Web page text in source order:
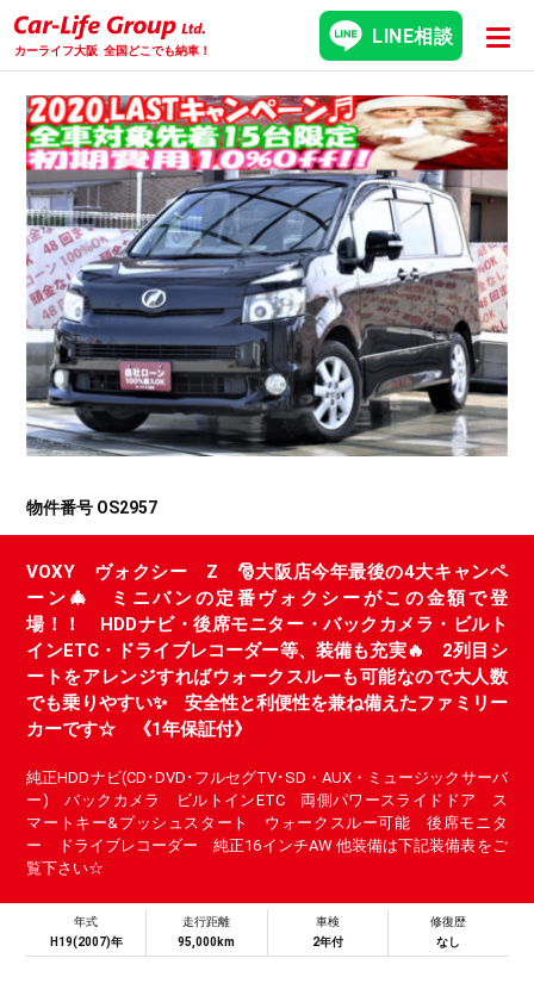
カーライフ大阪 全国どこでも納車！
LINE相談
物件番号 OS2957
VOXY ヴォクシー Z 🎅大阪店今年最後の4大キャンペ
ーン🎄 ミニバンの定番ヴォクシーがこの金額で登
場！！ HDDナビ・後席モニター・バックカメラ・ビルト
インETC・ドライブレコーダー等、装備も充実🔥 2列目シ
ートをアレンジすればウォークスルーも可能なので大人数
でも乗りやすい✨ 安全性と利便性を兼ね備えたファミリー
カーです☆ 《1年保証付》
純正HDDナビ(CD･DVD･フルセグTV･SD・AUX・ミュージックサーバ
ー) バックカメラ ビルトインETC 両側パワースライドドア ス
マートキー&プッシュスタート ウォークスルー可能 後席モニタ
ー ドライブレコーダー 純正16インチAW 他装備は下記装備表をご
覧下さい☆
年式
H19(2007)年
走行距離
95,000km
車検
2年付
修復歴
なし